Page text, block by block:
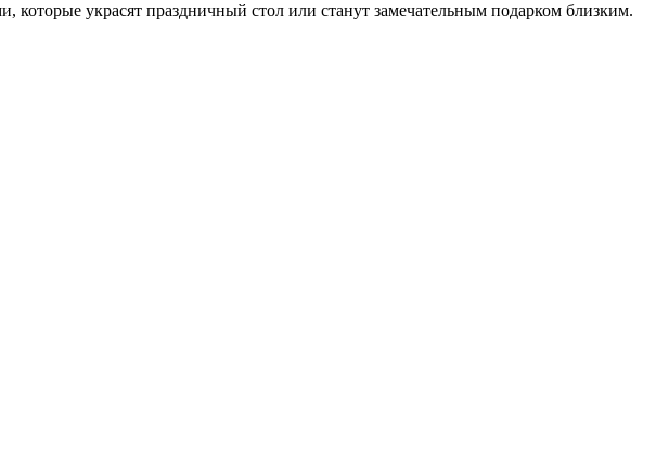
украсят праздничный стол или станут замечательным подарком близким.